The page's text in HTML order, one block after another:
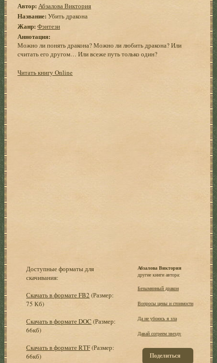
Автор: Абзалова Виктория
Название: Убить дракона
Жанр: Фэнтези
Аннотация:
Можно ли понять дракона? Можно ли любить дракона? Или
считать его другом… Или всеже путь только один?
Читать книгу Online
Доступные форматы для
скачивания:
Скачать в формате FB2 (Размер:
75 Кб)
Скачать в формате DOC (Размер:
66кб)
Скачать в формате RTF(Размер:
66кб)
Абзалова Виктория
другие книги автора:
Безымянный дракон
Вопросы цены и стоимости
Да не убоюсь я зла
Давай согреем звезду
Поделиться